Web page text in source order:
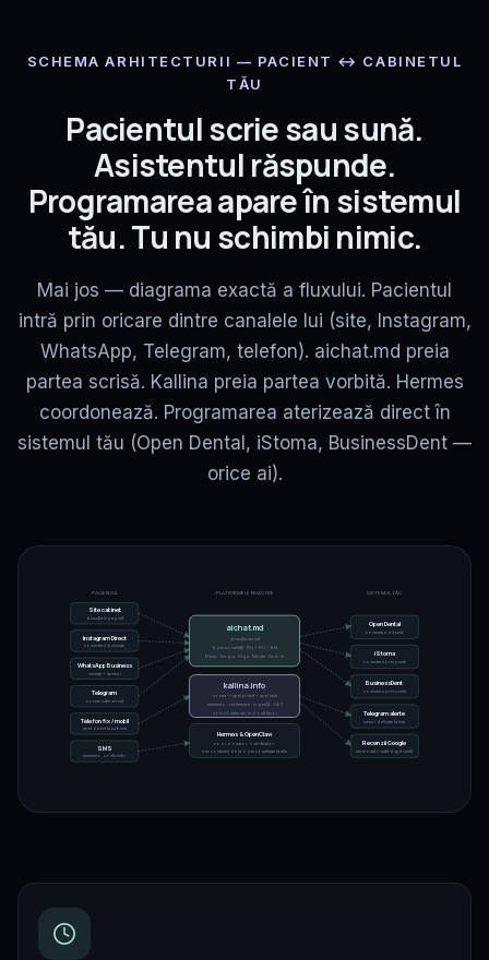
SCHEMA ARHITECTURII — PACIENT ↔ CABINETUL
TĂU
Pacientul scrie sau sună.
Asistentul răspunde.
Programarea apare în sistemul
tău. Tu nu schimbi nimic.
Mai jos — diagrama exactă a fluxului. Pacientul
intră prin oricare dintre canalele lui (site, Instagram,
WhatsApp, Telegram, telefon). aichat.md preia
partea scrisă. Kallina preia partea vorbită. Hermes
coordonează. Programarea aterizează direct în
sistemul tău (Open Dental, iStoma, BusinessDent —
orice ai).
PACIENTUL
Site cabinet
discuție în pagină
Instagram Direct
comentarii și mesaje
WhatsApp Business
mesaje + apeluri
Telegram
conversație scrisă
Telefon fix / mobil
apel direct la cabinet
SMS
memento, confirmări
PLATFORMELE NOASTRE
aichat.md
discuția scrisă
9 personalități · RO + RU + EN
Diana · Sergiu · Olga · Mirela · Andrei
kallina.info
vocea — apel primit + apel ieșit
memento · rechemare · urgență · 24/7
voci v3 naturale, în două limbi
Hermes & OpenClaw
coordonator + verificator
trec contextul de la o personalitate la alta
SISTEMUL TĂU
Open Dental
conectare directă
iStoma
conectare prin punte
BusinessDent
conectare prin punte
Telegram alerte
cazuri delicate la tine
Recenzii Google
cerere automată după vizită